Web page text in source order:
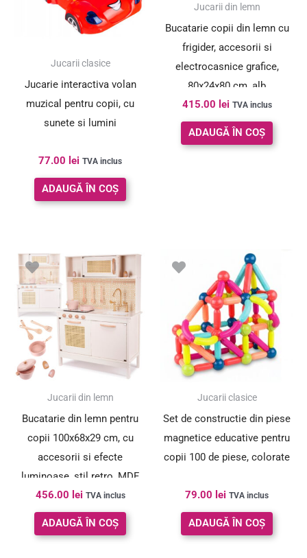
Jucarii clasice
Jucarie interactiva volan
muzical pentru copii, cu
sunete si lumini
77.00 lei TVA inclus
ADAUGĂ ÎN COȘ
Jucarii din lemn
Bucatarie copii din lemn cu
frigider, accesorii si
electrocasnice grafice,
80x24x80 cm, alb
415.00 lei TVA inclus
ADAUGĂ ÎN COȘ
Jucarii din lemn
Bucatarie din lemn pentru
copii 100x68x29 cm, cu
accesorii si efecte
luminoase, stil retro, MDF
si plastic, boho, crem
456.00 lei TVA inclus
ADAUGĂ ÎN COȘ
Jucarii clasice
Set de constructie din piese
magnetice educative pentru
copii 100 de piese, colorate
79.00 lei TVA inclus
ADAUGĂ ÎN COȘ